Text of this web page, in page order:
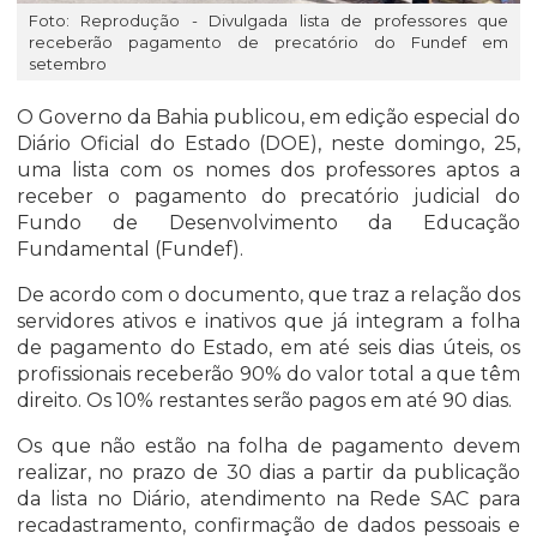
Foto: Reprodução - Divulgada lista de professores que
receberão pagamento de precatório do Fundef em
setembro
O Governo da Bahia publicou, em edição especial do
Diário Oficial do Estado (DOE), neste domingo, 25,
uma lista com os nomes dos professores aptos a
receber o pagamento do precatório judicial do
Fundo de Desenvolvimento da Educação
Fundamental (Fundef).
De acordo com o documento, que traz a relação dos
servidores ativos e inativos que já integram a folha
de pagamento do Estado, em até seis dias úteis, os
profissionais receberão 90% do valor total a que têm
direito. Os 10% restantes serão pagos em até 90 dias.
Os que não estão na folha de pagamento devem
realizar, no prazo de 30 dias a partir da publicação
da lista no Diário, atendimento na Rede SAC para
recadastramento, confirmação de dados pessoais e